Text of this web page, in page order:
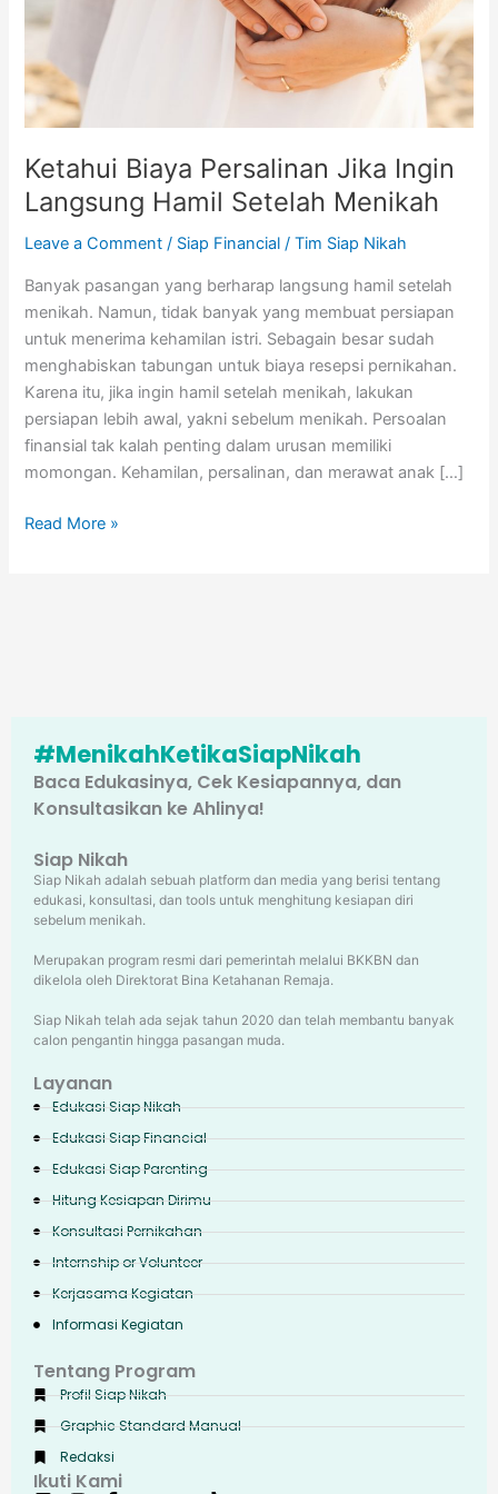
Ketahui Biaya Persalinan Jika Ingin
Langsung Hamil Setelah Menikah
Leave a Comment / Siap Financial /Tim Siap Nikah
Banyak pasangan yang berharap langsung hamil setelah
menikah. Namun, tidak banyak yang membuat persiapan
untuk menerima kehamilan istri. Sebagain besar sudah
menghabiskan tabungan untuk biaya resepsi pernikahan.
Karena itu, jika ingin hamil setelah menikah, lakukan
persiapan lebih awal, yakni sebelum menikah. Persoalan
finansial tak kalah penting dalam urusan memiliki
momongan. Kehamilan, persalinan, dan merawat anak […]
Setelah
Read More »
#MenikahKetikaSiapNikah
Baca Edukasinya, Cek Kesiapannya, dan
Konsultasikan ke Ahlinya!
Siap Nikah
Siap Nikah adalah sebuah platform dan media yang berisi tentang
edukasi, konsultasi, dan tools untuk menghitung kesiapan diri
sebelum menikah.
Merupakan program resmi dari pemerintah melalui BKKBN dan
dikelola oleh Direktorat Bina Ketahanan Remaja.
Siap Nikah telah ada sejak tahun 2020 dan telah membantu banyak
calon pengantin hingga pasangan muda.
Layanan
Edukasi Siap Nikah
Edukasi Siap Financial
Edukasi Siap Parenting
Hitung Kesiapan Dirimu
Konsultasi Pernikahan
Internship or Volunteer
Kerjasama Kegiatan
Informasi Kegiatan
Tentang Program
Profil Siap Nikah
Graphic Standard Manual
Redaksi
Ikuti Kami